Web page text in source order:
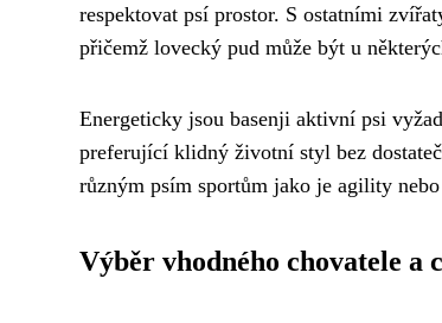
respektovat psí prostor. S ostatními
přičemž lovecký pud může být u
Energeticky jsou basenji aktivní psi
preferující klidný životní styl bez
různým psím sportům jako je agility
Výběr vhodného chovatele a